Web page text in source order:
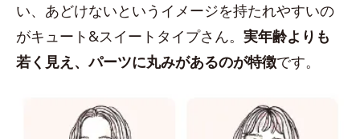
い、あどけないというイメージを持たれやすいの
がキュート&スイートタイプさん。 実年齢よりも
若く見え、パーツに丸みがあるのが特徴です。